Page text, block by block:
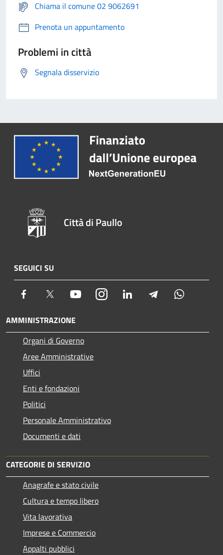
Chiama il comune 02 9062691
Prenota un appuntamento
Problemi in città
Segnala disservizio
Città di Paullo
SEGUICI SU
Facebook Twitter YoutubeInstagram LinkedIn Telegram
AMMINISTRAZIONE
Organi di Governo
Aree Amministrative
Uffici
Enti e fondazioni
Politici
Personale Amministrativo
Documenti e dati
CATEGORIE DI SERVIZIO
Anagrafe e stato civile
Cultura e tempo libero
Vita lavorativa
Imprese e Commercio
Appalti pubblici